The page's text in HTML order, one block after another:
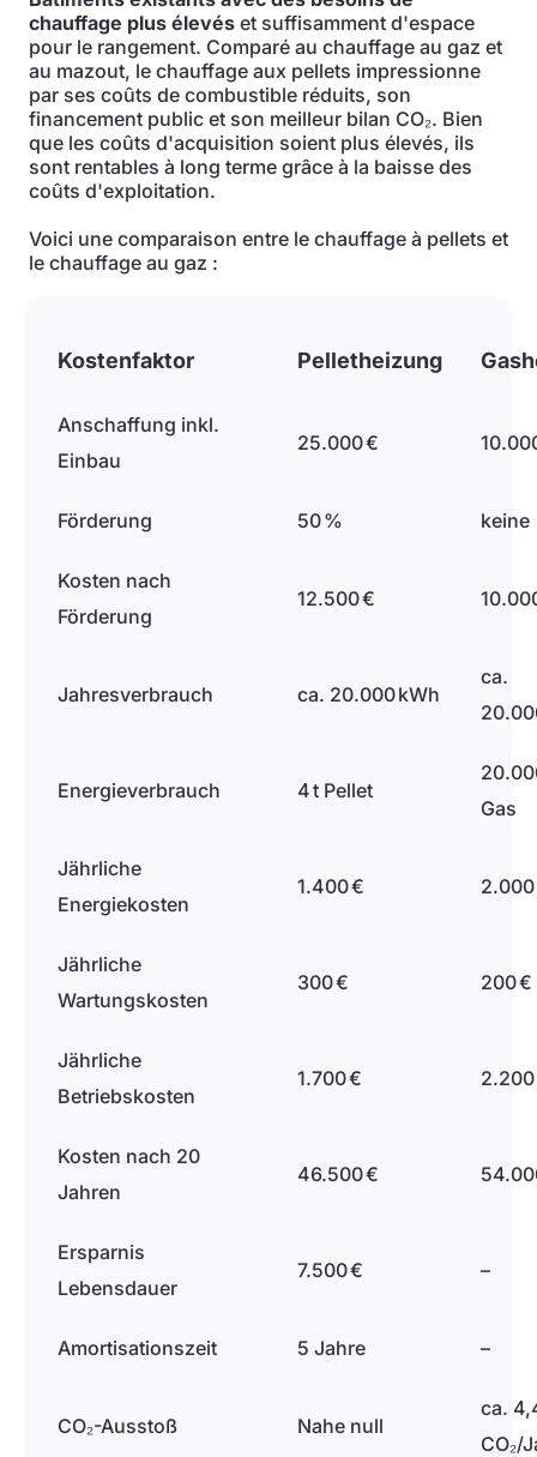
chauffage plus élevés et suffisamment d'espace
pour le rangement. Comparé au chauffage au gaz et
au mazout, le chauffage aux pellets impressionne
par ses coûts de combustible réduits, son
financement public et son meilleur bilan CO₂. Bien
que les coûts d'acquisition soient plus élevés, ils
sont rentables à long terme grâce à la baisse des
coûts d'exploitation.
Voici une comparaison entre le chauffage à pellets et
le chauffage au gaz :
Kostenfaktor Pelletheizung
Anschaffung inkl.
Einbau
25.000 €
Förderung 50 % keine
Kosten nach
Förderung
12.500 €
Jahresverbrauch ca. 20.000 kWh
ca.
Energieverbrauch 4 t Pellet
Gas
Jährliche
Energiekosten
1.400 €
Jährliche
Wartungskosten
300 € 200 €
Jährliche
Betriebskosten
1.700 €
Kosten nach 20
Jahren
46.500 €
Ersparnis
Lebensdauer
7.500 € –
Amortisationszeit 5 Jahre –
CO₂-Ausstoß Nahe null
ca.
CO₂/